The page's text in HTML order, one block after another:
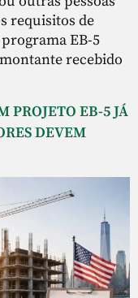
requisitos de
EB-5
recebido
PROJETO EB-5 JÁ
DEVEM